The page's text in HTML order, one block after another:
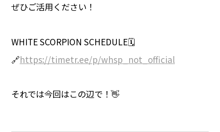
ぜひご活用ください！
WHITE SCORPION SCHEDULE🗓️
🔗https://timetr.ee/p/whsp_not_official
それでは今回はこの辺で！👋